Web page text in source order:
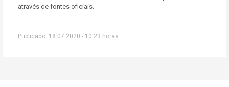
através de fontes oficiais.
Publicado: 18.07.2020 - 10:23 horas